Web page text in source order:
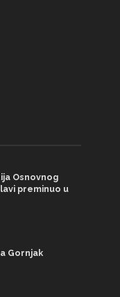
Osnovnog
preminuo u
Gornjak